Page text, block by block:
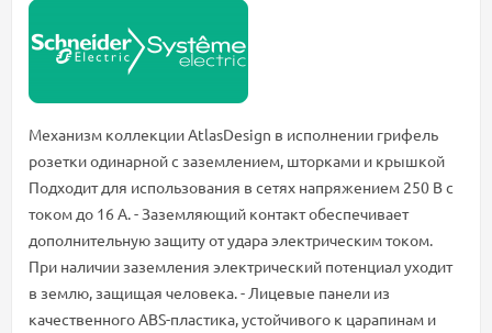
Механизм коллекции AtlasDesign в исполнении грифель
розетки одинарной с заземлением, шторками и крышкой
Подходит для использования в сетях напряжением 250 В с
током до 16 А. - Заземляющий контакт обеспечивает
дополнительную защиту от удара электрическим током.
При наличии заземления электрический потенциал уходит
в землю, защищая человека. - Лицевые панели из
качественного ABS-пластика, устойчивого к царапинам и